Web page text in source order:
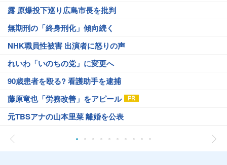
露 原爆投下巡り広島市長を批判
無期刑の「終身刑化」傾向続く
NHK職員性被害 出演者に怒りの声
れいわ「いのちの党」に変更へ
90歳患者を殴る? 看護助手を逮捕
藤原竜也「労務改善」をアピール
元TBSアナの山本里菜 離婚を公表